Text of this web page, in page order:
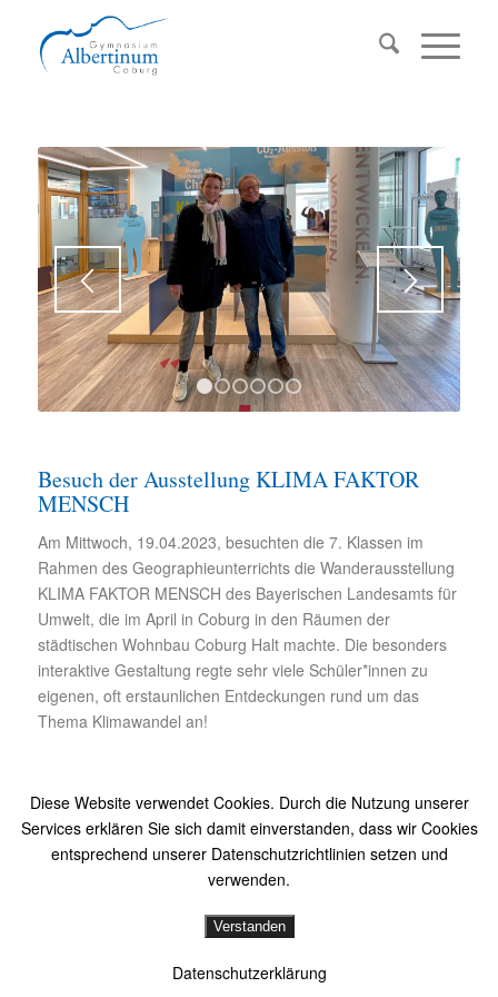
1 2 3 4 5 6
Besuch der Ausstellung KLIMA FAKTOR
MENSCH
Am Mittwoch, 19.04.2023, besuchten die 7. Klassen im
Rahmen des Geographieunterrichts die Wanderausstellung
KLIMA FAKTOR MENSCH des Bayerischen Landesamts für
Umwelt, die im April in Coburg in den Räumen der
städtischen Wohnbau Coburg Halt machte. Die besonders
interaktive Gestaltung regte sehr viele Schüler*innen zu
eigenen, oft erstaunlichen Entdeckungen rund um das
Thema Klimawandel an!
© Gymnasium Albertinum Coburg
Datenschutz Mediadaten
Diese Website verwendet Cookies. Durch die Nutzung unserer
Services erklären Sie sich damit einverstanden, dass wir Cookies
entsprechend unserer Datenschutzrichtlinien setzen und
verwenden.
Verstanden
Datenschutzerklärung